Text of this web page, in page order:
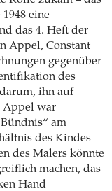
eine
das 4. Heft der
Appel, Constant
gegenüber
des
ihn auf
Appel war
am
des Kindes
des Malers könnte
machen, das
Hand